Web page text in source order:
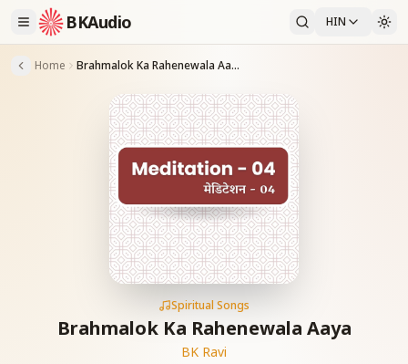
BKAudio HIN
Home Brahmalok Ka Rahenewala Aaya
Spiritual Songs
Brahmalok Ka Rahenewala Aaya
BK Ravi